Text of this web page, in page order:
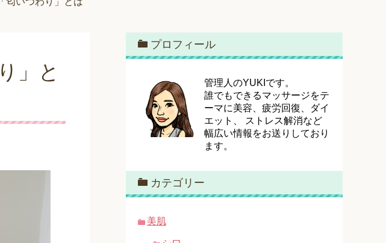
」と
プロフィール
管理人のYUKIです。
誰でもできるマッサージをテ
ーマに美容、疲労回復、ダイ
エット、 ストレス解消など
幅広い情報をお送りしており
ます。
カテゴリー
美肌